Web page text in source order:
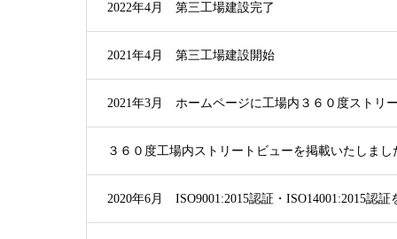
2022年4月 第三工場建設完了
2021年4月 第三工場建設開始
2021年3月 ホームページに工場内３６０度ストリ
３６０度工場内ストリートビューを掲載いたしまし
2020年6月 ISO9001:2015認証・ISO14001:2015認